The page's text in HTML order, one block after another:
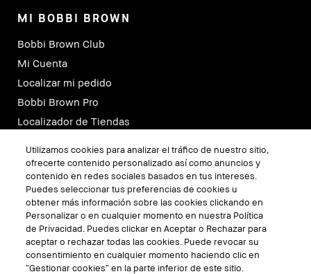
MI BOBBI BROWN
Bobbi Brown Club
Mi Cuenta
Localizar mi pedido
Bobbi Brown Pro
Localizador de Tiendas
SÍGUENOS
Utilizamos cookies para analizar el tráfico de nuestro sitio,
ofrecerte contenido personalizado así como anuncios y
contenido en redes sociales basados en tus intereses.
Puedes seleccionar tus preferencias de cookies u
obtener más información sobre las cookies clickando en
Personalizar o en cualquier momento en nuestra Política
de Privacidad. Puedes clickar en Aceptar o Rechazar para
aceptar o rechazar todas las cookies. Puede revocar su
consentimiento en cualquier momento haciendo clic en
“Gestionar cookies” en la parte inferior de este sitio.